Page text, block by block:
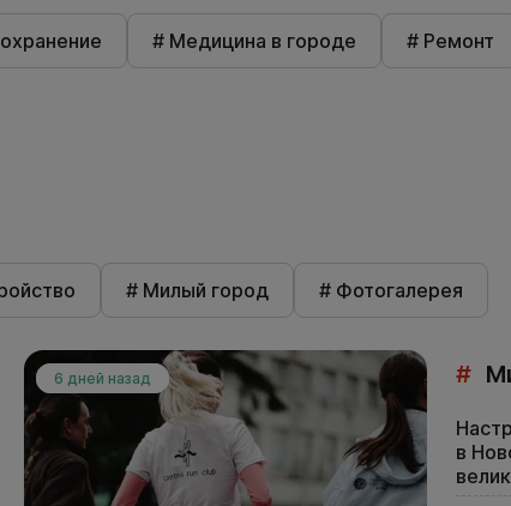
# Медицина в городе # Ремонт
# Милый город # Фотогалерея
6 дней назад #
в